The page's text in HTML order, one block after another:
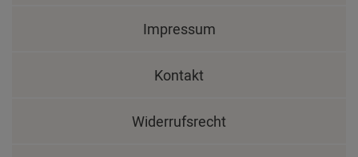
Impressum
Kontakt
Widerrufsrecht